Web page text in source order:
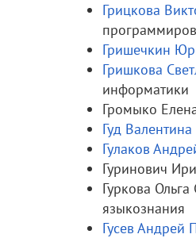
Грицкова
Гришечкин
Гришкова
информатики
Громыко
Гуд
Гулаков
Гуринович
Гуркова
языкознания
Гусев Андрей